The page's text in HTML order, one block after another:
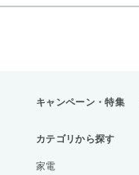
キャンペーン・特集
カテゴリから探す
家電